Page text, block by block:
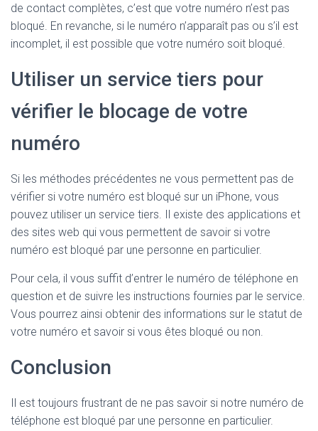
de contact complètes, c’est que votre numéro n’est pas
bloqué. En revanche, si le numéro n’apparaît pas ou s’il est
incomplet, il est possible que votre numéro soit bloqué.
Utiliser un service tiers pour
vérifier le blocage de votre
numéro
Si les méthodes précédentes ne vous permettent pas de
vérifier si votre numéro est bloqué sur un iPhone, vous
pouvez utiliser un service tiers. Il existe des applications et
des sites web qui vous permettent de savoir si votre
numéro est bloqué par une personne en particulier.
Pour cela, il vous suffit d’entrer le numéro de téléphone en
question et de suivre les instructions fournies par le service.
Vous pourrez ainsi obtenir des informations sur le statut de
votre numéro et savoir si vous êtes bloqué ou non.
Conclusion
Il est toujours frustrant de ne pas savoir si notre numéro de
téléphone est bloqué par une personne en particulier.